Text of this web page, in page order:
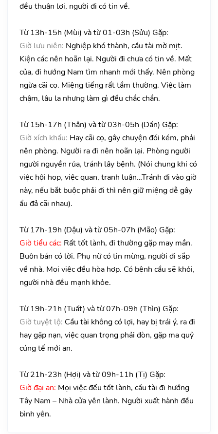
đều thuận lợi, người đi có tin về.
Từ 13h-15h (Mùi) và từ 01-03h (Sửu) Gặp:
Giờ lưu niên: Nghiệp khó thành, cầu tài mờ mịt.
Kiện các nên hoãn lại. Người đi chưa có tin về. Mất
của, đi hướng Nam tìm nhanh mới thấy. Nên phòng
ngừa cãi cọ. Miệng tiếng rất tầm thường. Việc làm
chậm, lâu la nhưng làm gì đều chắc chắn.
Từ 15h-17h (Thân) và từ 03h-05h (Dần) Gặp:
Giờ xích khẩu: Hay cãi cọ, gây chuyện đói kém, phải
nên phòng. Người ra đi nên hoãn lại. Phòng người
người nguyền rủa, tránh lây bệnh. (Nói chung khi có
việc hội họp, việc quan, tranh luận…Tránh đi vào giờ
này, nếu bắt buộc phải đi thì nên giữ miệng dễ gây
ẩu đả cãi nhau).
Từ 17h-19h (Dậu) và từ 05h-07h (Mão) Gặp:
Giờ tiểu các: Rất tốt lành, đi thường gặp may mắn.
Buôn bán có lời. Phụ nữ có tin mừng, người đi sắp
về nhà. Mọi việc đều hòa hợp. Có bệnh cầu sẽ khỏi,
người nhà đều mạnh khỏe.
Từ 19h-21h (Tuất) và từ 07h-09h (Thìn) Gặp:
Giờ tuyệt lộ: Cầu tài không có lợi, hay bị trái ý, ra đi
hay gặp nạn, việc quan trọng phải đòn, gặp ma quỷ
cúng tế mới an.
Từ 21h-23h (Hợi) và từ 09h-11h (Tị) Gặp:
Giờ đại an: Mọi việc đểu tốt lành, cầu tài đi hướng
Tây Nam – Nhà cửa yên lành. Người xuất hành đều
bình yên.